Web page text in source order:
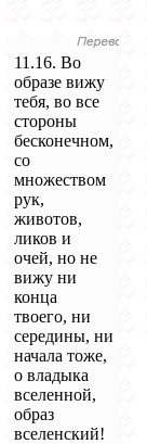
11.16. Во
образе вижу
тебя, во все
стороны
бесконечном,
со
множеством
рук,
животов,
ликов и
очей, но не
вижу ни
конца
твоего, ни
середины, ни
начала тоже,
о владыка
вселенной,
образ
вселенский!